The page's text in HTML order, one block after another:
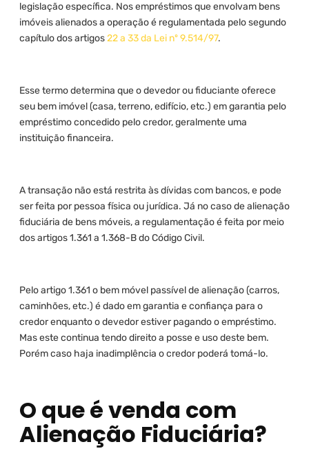
legislação específica. Nos empréstimos que envolvam bens
imóveis alienados a operação é regulamentada pelo segundo
capítulo dos artigos22 a 33 da Lei nº 9.514/97.
Esse termo determina que o devedor ou fiduciante oferece
seu bem imóvel (casa, terreno, edifício, etc.) em garantia pelo
empréstimo concedido pelo credor, geralmente uma
instituição financeira.
A transação não está restrita às dívidas com bancos, e pode
ser feita por pessoa física ou jurídica. Já no caso de alienação
fiduciária de bens móveis, a regulamentação é feita por meio
dos artigos 1.361 a 1.368-B do Código Civil.
Pelo artigo 1.361 o bem móvel passível de alienação (carros,
caminhões, etc.) é dado em garantia e confiança para o
credor enquanto o devedor estiver pagando o empréstimo.
Mas este continua tendo direito a posse e uso deste bem.
Porém caso haja inadimplência o credor poderá tomá-lo.
O que é venda com
Alienação Fiduciária?